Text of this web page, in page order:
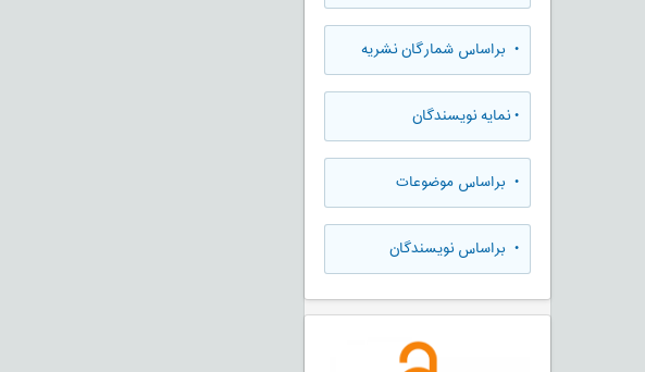
• براساس شمارگان نشریه
•نمایه نویسندگان
• براساس موضوعات
• براساس نویسندگان